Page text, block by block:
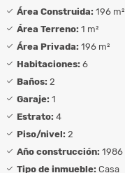
Área Construida: 196 m²
Área Terreno: 1 m²
Área Privada: 196 m²
Habitaciones: 6
Baños: 2
Garaje: 1
Estrato: 4
Piso/nivel: 2
Año construcción: 1986
Tipo de inmueble: Casa